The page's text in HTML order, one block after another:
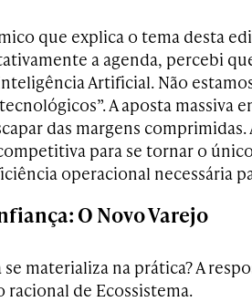
que explica o tema desta
a agenda, percebi
Artificial. Não
A aposta massiva
das margens
para se tornar o
operacional necessária
O Novo Varejo
materializa na prática? A
racional de Ecossistema.